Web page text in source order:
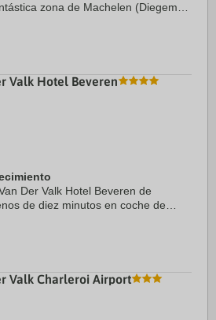
zona de Machelen (Diegem) y
...
Valk Hotel Beveren
Der Valk Hotel Beveren de
de diez minutos en coche de
encuentra a 24,7 ...
Valk Charleroi Airport